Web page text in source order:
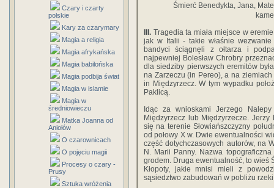
Czary i czarty
polskie
Kary za czarymary
Magia a religia
Magia afrykańska
Magia babilońska
Magia podbija świat
Magia w islamie
Magia w
średniowieczu
Matka Joanna od
Aniołów
O czarownicach
O pojęciu magii
Procesy o czary -
Prusy
Sztuka wróżenia
Śmierć Benedykta, Jana,
III. Tragedia ta miała miejsce w
jak w Italii - takie właśnie
bandyci ściągnęli z ołtarza i
najpewniej Bolesław Chrobry
dla siedziby pierwszych eremitów
na Zarzeczu (in Pereo), a na
in Międzyrzecz. W tym wypadku
Paklicą.
Idąc za wnioskami Jerzego
Międzyrzecz lub Międzyrzecze.
się na terenie Słowiańszczyzny
od połowy X w. Dwie ewentualności
część dotychczasowych autorów, na
N. Marii Panny. Nazwa
grodem. Druga ewentualność, to wieś
Kłopoty, jakie mnisi mieli z
sąsiedztwo zabudowań w pobliżu